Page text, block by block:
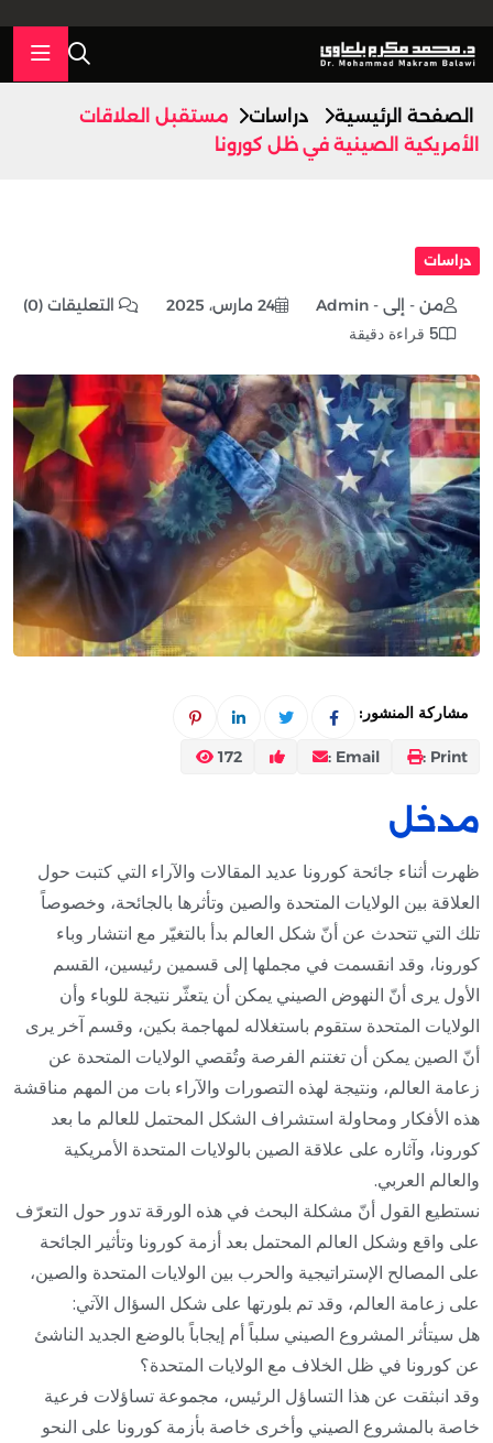
الصفحة الرئيسية دراسات
مستقبل العلاقات
الأمريكية الصينية في ظل كورونا
دراسات
من - إلى - Admin 24 مارس، 2025 التعليقات (0)
5 قراءة دقيقة
مشاركة المنشور:
Print :
Email :
172
مدخل
ظهرت أثناء جائحة كورونا عديد المقالات والآراء التي كتبت حول
العلاقة بين الولايات المتحدة والصين وتأثرها بالجائحة، وخصوصاً
تلك التي تتحدث عن أنّ شكل العالم بدأ بالتغيّر مع انتشار وباء
كورونا، وقد انقسمت في مجملها إلى قسمين رئيسين، القسم
الأول يرى أنّ النهوض الصيني يمكن أن يتعثّر نتيجة للوباء وأن
الولايات المتحدة ستقوم باستغلاله لمهاجمة بكين، وقسم آخر يرى
أنّ الصين يمكن أن تغتنم الفرصة وتُقصي الولايات المتحدة عن
زعامة العالم، ونتيجة لهذه التصورات والآراء بات من المهم مناقشة
هذه الأفكار ومحاولة استشراف الشكل المحتمل للعالم ما بعد
كورونا، وآثاره على علاقة الصين بالولايات المتحدة الأمريكية
والعالم العربي.
نستطيع القول أنّ مشكلة البحث في هذه الورقة تدور حول التعرّف
على واقع وشكل العالم المحتمل بعد أزمة كورونا وتأثير الجائحة
على المصالح الإستراتيجية والحرب بين الولايات المتحدة والصين،
على زعامة العالم، وقد تم بلورتها على شكل السؤال الآتي:
هل سيتأثر المشروع الصيني سلباً أم إيجاباً بالوضع الجديد الناشئ
عن كورونا في ظل الخلاف مع الولايات المتحدة؟
وقد انبثقت عن هذا التساؤل الرئيس، مجموعة تساؤلات فرعية
خاصة بالمشروع الصيني وأخرى خاصة بأزمة كورونا على النحو